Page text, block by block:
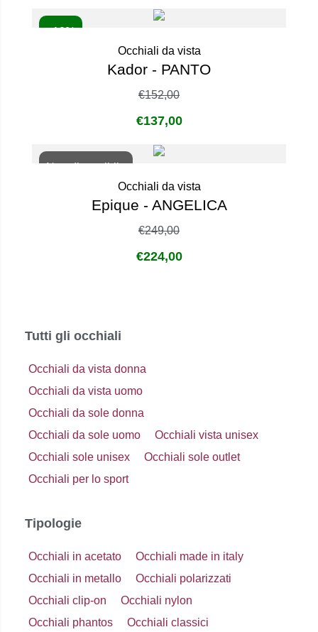
- 10%
Occhiali da vista
Kador - PANTO
€152,00
€137,00
Non disponibile
Occhiali da vista
Epique - ANGELICA
€249,00
€224,00
Tutti gli occhiali
Occhiali da vista donna
Occhiali da vista uomo
Occhiali da sole donna
Occhiali da sole uomo
Occhiali vista unisex
Occhiali sole unisex
Occhiali sole outlet
Occhiali per lo sport
Tipologie
Occhiali in acetato
Occhiali made in italy
Occhiali in metallo
Occhiali polarizzati
Occhiali clip-on
Occhiali nylon
Occhiali phantos
Occhiali classici